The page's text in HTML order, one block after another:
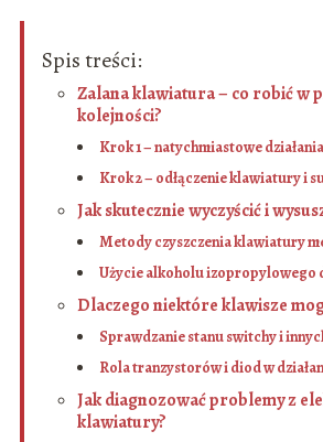
Spis treści:
Zalana klawiatura – co robić w
kolejności?
Krok 1 – natychmiastowe działania
Krok 2 – odłączenie klawiatury i
Jak skutecznie wyczyścić i
Metody czyszczenia klawiatury
Użycie alkoholu izopropylowego
Dlaczego niektóre klawisze
Sprawdzanie stanu switchy i
Rola tranzystorów i diod w
Jak diagnozować problemy z
klawiatury?